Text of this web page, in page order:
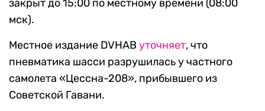
закрыт до 15:00 по местному времени (08:00
мск).
Местное издание DVHAB уточняет, что
пневматика шасси разрушилась у частного
самолета «Цессна-208», прибывшего из
Советской Гавани.